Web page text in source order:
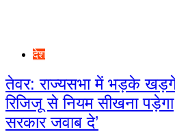
देश
तेवर: राज्यसभा में भड़के
रिजिजू से नियम सीखना
सरकार जवाब दे’